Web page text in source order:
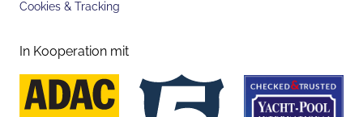
Cookies & Tracking
In Kooperation mit